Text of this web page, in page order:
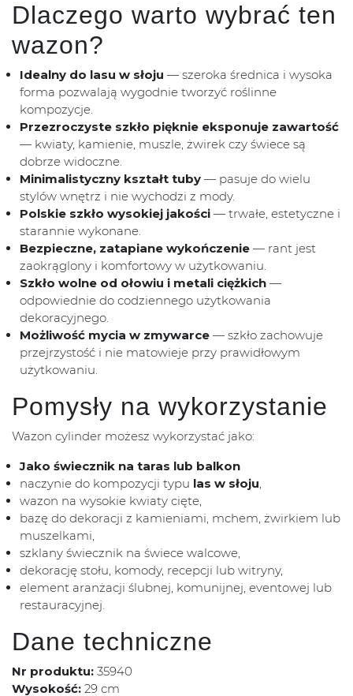
Dlaczego warto wybrać ten
wazon?
Idealny do lasu w słoju — szeroka średnica i wysoka
forma pozwalają wygodnie tworzyć roślinne
kompozycje.
Przezroczyste szkło pięknie eksponuje zawartość
— kwiaty, kamienie, muszle, żwirek czy świece są
dobrze widoczne.
Minimalistyczny kształt tuby — pasuje do wielu
stylów wnętrz i nie wychodzi z mody.
Polskie szkło wysokiej jakości — trwałe, estetyczne i
starannie wykonane.
Bezpieczne, zatapiane wykończenie — rant jest
zaokrąglony i komfortowy w użytkowaniu.
Szkło wolne od ołowiu i metali ciężkich —
odpowiednie do codziennego użytkowania
dekoracyjnego.
Możliwość mycia w zmywarce — szkło zachowuje
przejrzystość i nie matowieje przy prawidłowym
użytkowaniu.
Pomysły na wykorzystanie
Wazon cylinder możesz wykorzystać jako:
Jako świecznik na taras lub balkon
naczynie do kompozycji typu las w słoju,
wazon na wysokie kwiaty cięte,
bazę do dekoracji z kamieniami, mchem, żwirkiem lub
muszelkami,
szklany świecznik na świece walcowe,
dekorację stołu, komody, recepcji lub witryny,
element aranżacji ślubnej, komunijnej, eventowej lub
restauracyjnej.
Dane techniczne
Nr produktu: 35940
Wysokość: 29 cm